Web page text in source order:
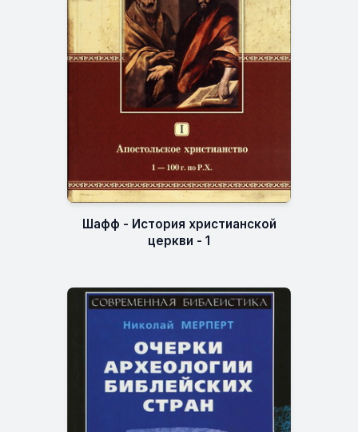
Шафф - История христианской
церкви - 1